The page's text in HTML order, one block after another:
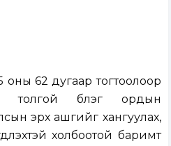
62 дугаар тогтоолоор
толгой бүлэг ордын
эрх ашгийг хангуулах,
холбоотой баримт